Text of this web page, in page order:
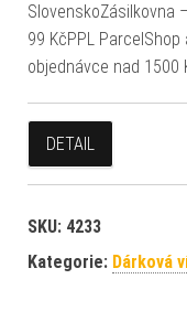
SlovenskoZásilkovna
99 KčPPL
objednávce nad 1500
DETAIL
SKU: 4233
Kategorie: Dárková